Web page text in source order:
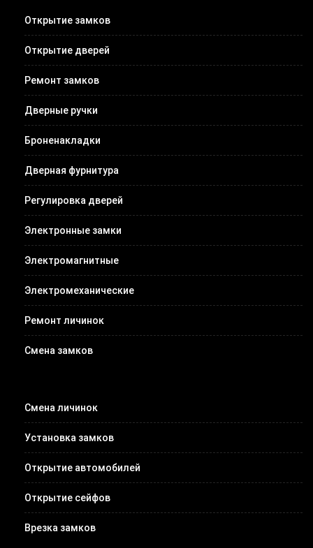
Открытие замков
Открытие дверей
Ремонт замков
Дверные ручки
Броненакладки
Дверная фурнитура
Регулировка дверей
Электронные замки
Электромагнитные
Электромеханические
Ремонт личинок
Смена замков
Смена личинок
Установка замков
Открытие автомобилей
Открытие сейфов
Врезка замков